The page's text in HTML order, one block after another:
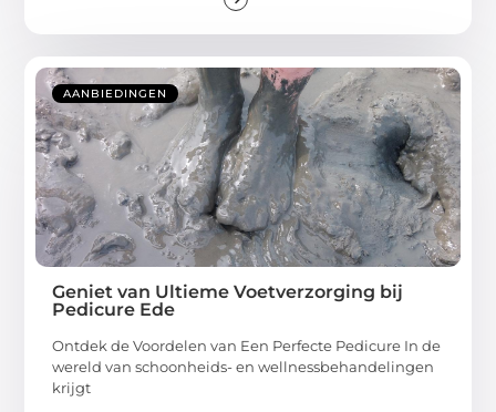
AANBIEDINGEN
Geniet van Ultieme Voetverzorging bij
Pedicure Ede
Ontdek de Voordelen van Een Perfecte Pedicure In de
wereld van schoonheids- en wellnessbehandelingen
krijgt